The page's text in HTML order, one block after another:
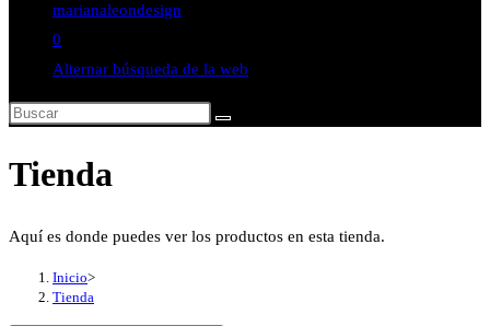
marianaleondesign
0
Alternar búsqueda de la web
Tienda
Aquí es donde puedes ver los productos en esta tienda.
Inicio>
Tienda